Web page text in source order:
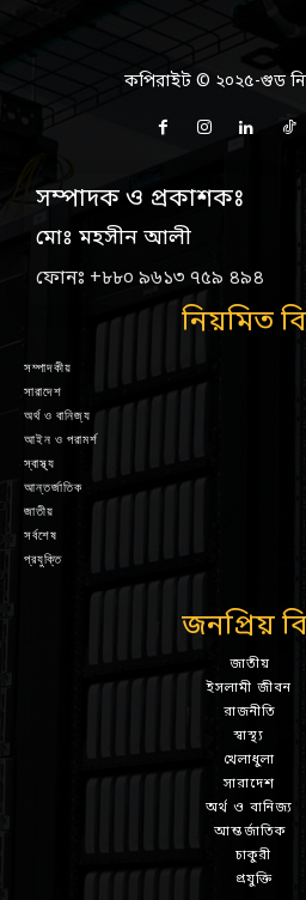
কপিরাইট © ২০২৫-গুড
সম্পাদক ও প্রকাশকঃ
মোঃ মহসীন আলী
ফোনঃ +৮৮০ ৯৬১৩ ৭৫৯ ৪৯৪
নিয়মিত
সম্পাদকীয়
সারাদেশ
অর্থ ও বানিজ্য
আইন ও পরামর্শ
স্বাস্থ্য
আন্তর্জাতিক
জাতীয়
সর্বশেষ
প্রযুক্তি
জনপ্রিয়
জাতীয়
ইসলামী জীবন
রাজনীতি
স্বাস্থ্য
খেলাধুলা
সারাদেশ
অর্থ ও বানিজ্য
আন্তর্জাতিক
চাকুরী
প্রযুক্তি